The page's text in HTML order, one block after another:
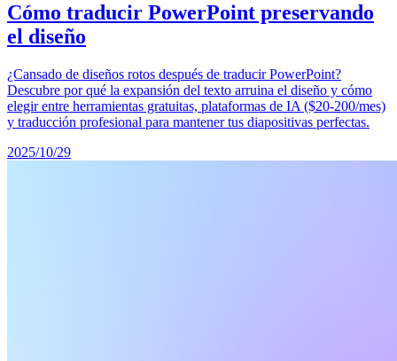
Cómo traducir PowerPoint preservando
el diseño
¿Cansado de diseños rotos después de traducir PowerPoint?
Descubre por qué la expansión del texto arruina el diseño y cómo
elegir entre herramientas gratuitas, plataformas de IA ($20-200/mes)
y traducción profesional para mantener tus diapositivas perfectas.
2025/10/29